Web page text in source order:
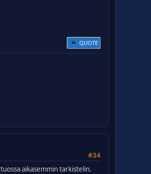
QUOTE
#34
aikasemmin tarkistelin.